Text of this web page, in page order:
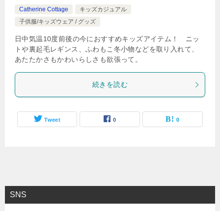
Catherine Cottage
キッズカジュアル
子供服/キッズウェア / グッズ
日中気温10度前後の今におすすめキッズアイテム！ ニッ
トや裏起毛レギンス、ふわもこ冬小物などを取り入れて、
あたたかさもかわいらしさも欲張って。
続きを読む
Tweet 0 0
SNS